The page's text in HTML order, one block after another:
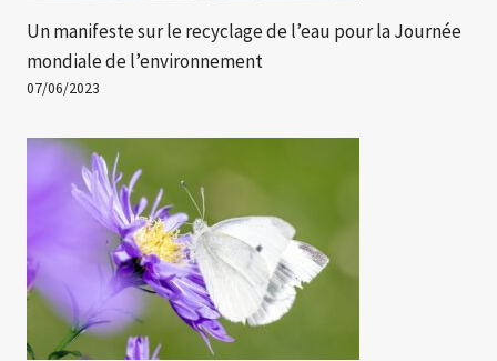
Un manifeste sur le recyclage de l’eau pour la Journée
mondiale de l’environnement
07/06/2023